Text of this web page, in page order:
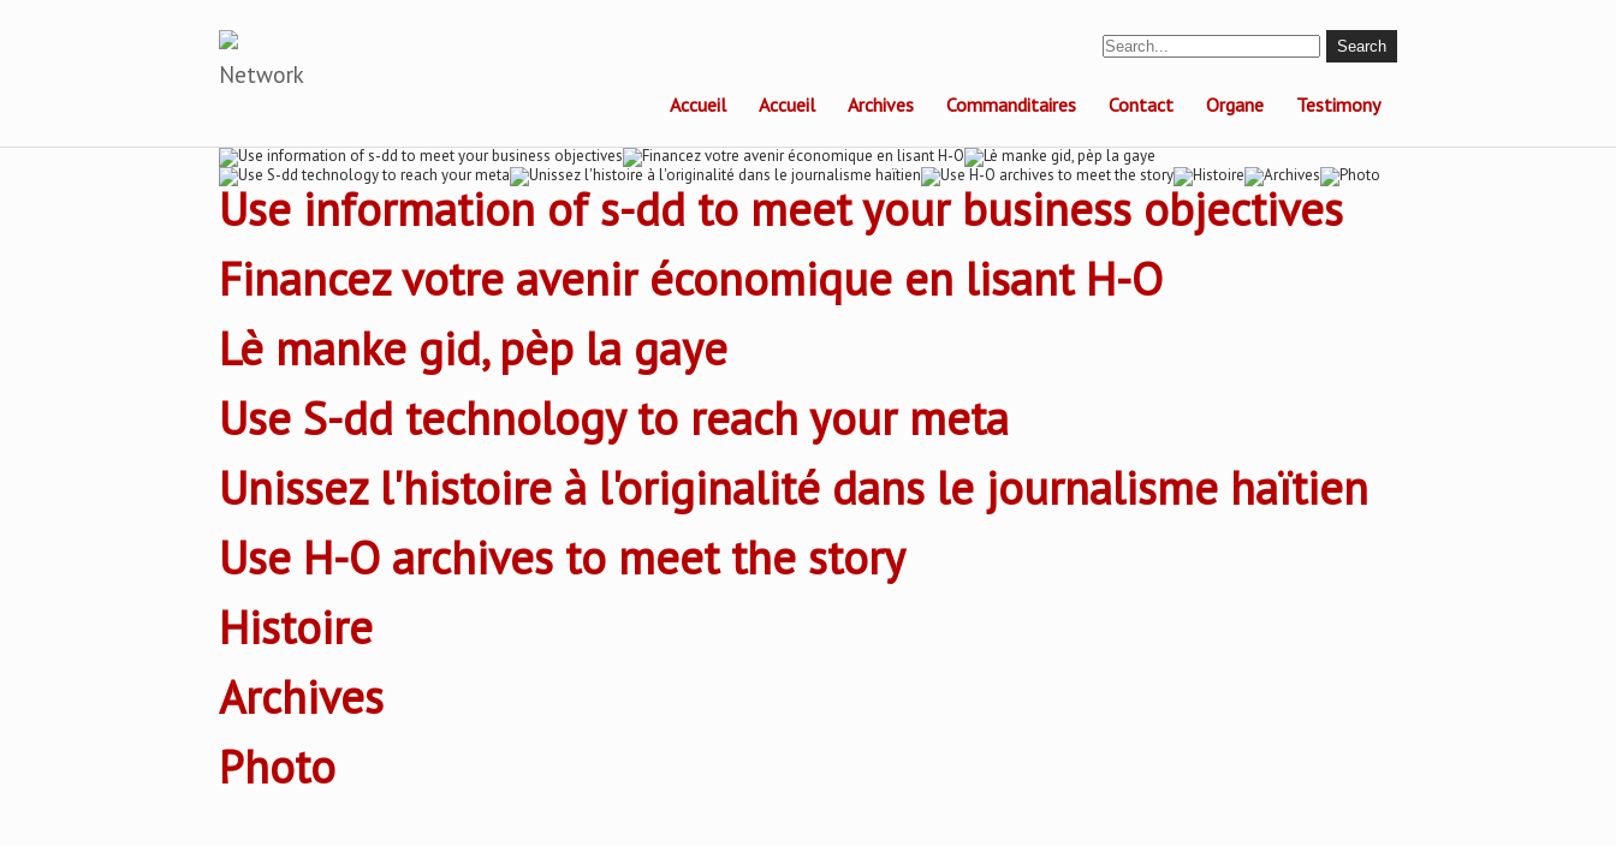
Network
Accueil Accueil Archives Commanditaires Contact Organe Testimony
Use information of s-dd to meet your business objectives
Financez votre avenir économique en lisant H-O
Lè manke gid, pèp la gaye
Use S-dd technology to reach your meta
Unissez l'histoire à l'originalité dans le journalisme haïtien
Use H-O archives to meet the story
Histoire
Archives
Photo